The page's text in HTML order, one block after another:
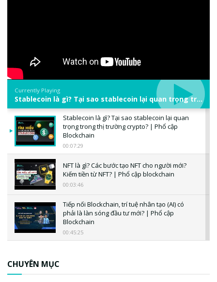
Currently Playing
Stablecoin là gì? Tại sao stablecoin lại quan trọng trong thị trường crypto? | Phổ cập Blockchain
Stablecoin là gì? Tại sao stablecoin lại quan
trọng trong thị trường crypto? | Phổ cập
Blockchain
00:07:29
NFT là gì? Các bước tạo NFT cho người mới?
Kiếm tiền từ NFT? | Phổ cập blockchain
00:03:46
Tiếp nối Blockchain, trí tuệ nhân tạo (AI) có
phải là làn sóng đầu tư mới? | Phổ cập
Blockchain
00:45:25
CHUYÊN MỤC